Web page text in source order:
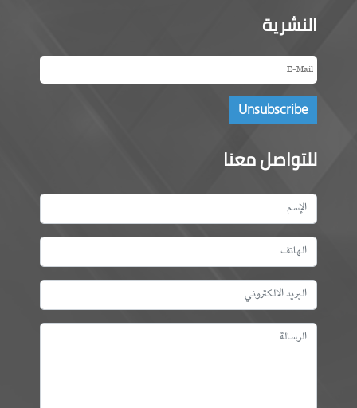
النشرية
للتواصل معنا